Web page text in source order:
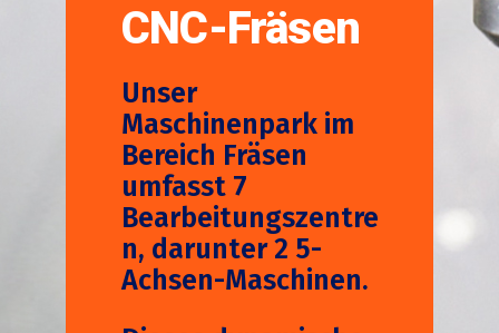
UNSER KNOW-HOW IN
CNC-Fräsen
Unser
Maschinenpark im
Bereich Fräsen
umfasst 7
Bearbeitungszentre
n, darunter 2 5-